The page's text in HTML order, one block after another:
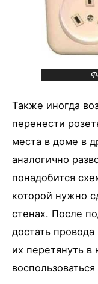
Также иногда
перенести
места в доме в
аналогично
понадобится
которой нужно
стенах. После
достать
их перетянуть